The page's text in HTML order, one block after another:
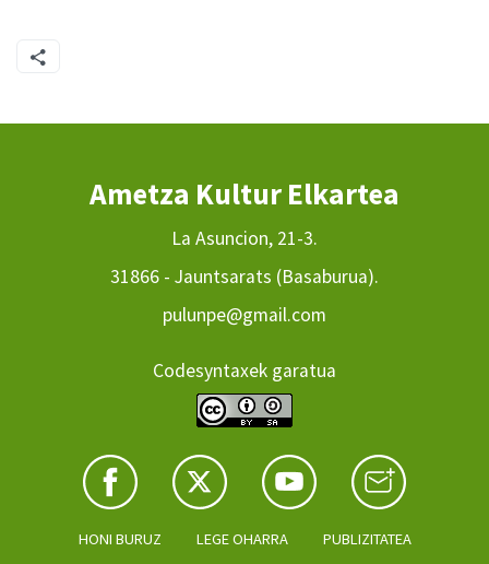
Ametza Kultur Elkartea
La Asuncion, 21-3.
31866 - Jauntsarats (Basaburua).
pulunpe@gmail.com
Codesyntaxek garatua
HONI BURUZ LEGE OHARRA PUBLIZITATEA